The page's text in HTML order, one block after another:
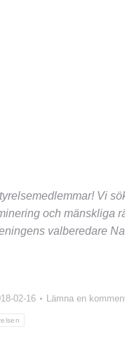
Vi
och mänskliga
valberedare
02-16 Lämna en